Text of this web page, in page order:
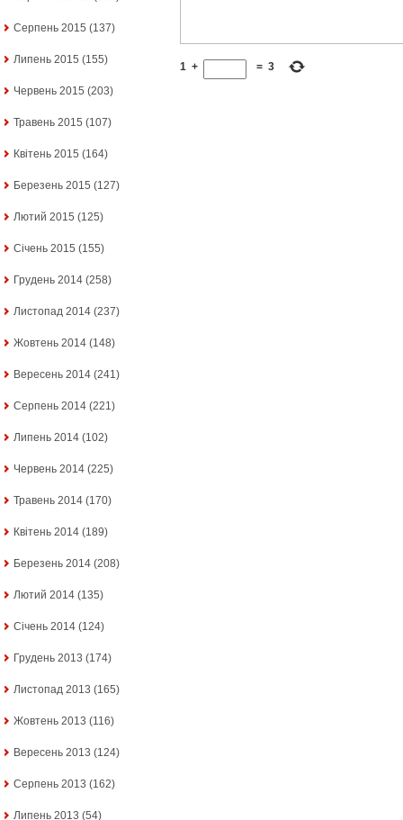
Серпень 2015 (137)
Липень 2015 (155)
Червень 2015 (203)
Травень 2015 (107)
Квітень 2015 (164)
Березень 2015 (127)
Лютий 2015 (125)
Січень 2015 (155)
Грудень 2014 (258)
Листопад 2014 (237)
Жовтень 2014 (148)
Вересень 2014 (241)
Серпень 2014 (221)
Липень 2014 (102)
Червень 2014 (225)
Травень 2014 (170)
Квітень 2014 (189)
Березень 2014 (208)
Лютий 2014 (135)
Січень 2014 (124)
Грудень 2013 (174)
Листопад 2013 (165)
Жовтень 2013 (116)
Вересень 2013 (124)
Серпень 2013 (162)
Липень 2013 (54)
1 + = 3